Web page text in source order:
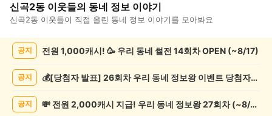
신곡2동 이웃들의 동네 정보 이야기
신곡2동 이웃들이 직접 올린 동네 정보 이야기를 모아봐요
공지 전원 1,000캐시! 🥳 우리 동네 썰전 14회차 OPEN (~8/17)
공지 💰[당첨자 발표] 26회차 우리 동네 정보왕 이벤트 당첨자를 발표합니다!
공지 💸 전원 2,000캐시 지급! 우리 동네 정보왕 27회차 (~8/10)